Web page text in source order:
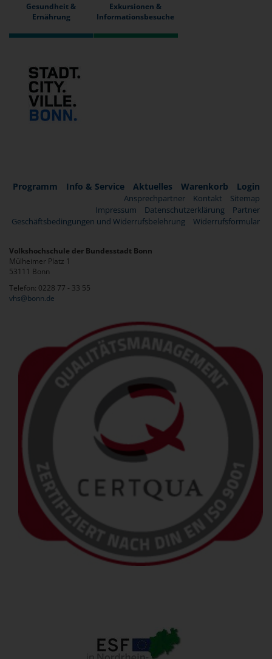
Gesundheit &
Ernährung
Exkursionen &
Informationsbesuche
Programm Info & Service Aktuelles Warenkorb Login
Ansprechpartner Kontakt
Sitemap
Impressum
Datenschutzerklärung
Partner
Geschäftsbedingungen und Widerrufsbelehrung
Widerrufsformular
Volkshochschule der Bundesstadt Bonn
Mülheimer Platz 1
53111 Bonn
Telefon: 0228 77 - 33 55
vhs@bonn.de